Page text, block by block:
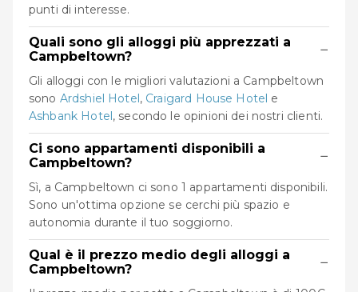
punti di interesse.
Quali sono gli alloggi più apprezzati a
Campbeltown?
−
Gli alloggi con le migliori valutazioni a Campbeltown
sono Ardshiel Hotel, Craigard House Hotel e
Ashbank Hotel, secondo le opinioni dei nostri clienti.
Ci sono appartamenti disponibili a
Campbeltown?
−
Sì, a Campbeltown ci sono 1 appartamenti disponibili.
Sono un'ottima opzione se cerchi più spazio e
autonomia durante il tuo soggiorno.
Qual è il prezzo medio degli alloggi a
Campbeltown?
−